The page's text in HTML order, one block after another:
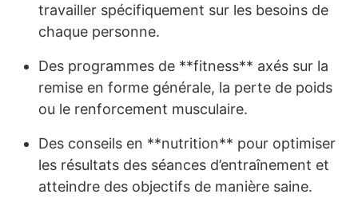
travailler spécifiquement sur les besoins de
chaque personne.
Des programmes de **fitness** axés sur la
remise en forme générale, la perte de poids
ou le renforcement musculaire.
Des conseils en **nutrition** pour optimiser
les résultats des séances d’entraînement et
atteindre des objectifs de manière saine.